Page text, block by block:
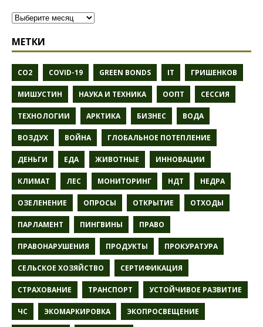
МЕТКИ
CO2 COVID-19 GREEN BONDS IT ГРИШЕНКОВ
МИШУСТИН НАУКА И ТЕХНИКА ООПТ СЕССИЯ
ТЕХНОЛОГИИ АРКТИКА БИЗНЕС ВОДА
ВОЗДУХ ВОЙНА ГЛОБАЛЬНОЕ ПОТЕПЛЕНИЕ
ДЕНЬГИ ЕДА ЖИВОТНЫЕ ИННОВАЦИИ
КЛИМАТ ЛЕС МОНИТОРИНГ НДТ НЕДРА
ОЗЕЛЕНЕНИЕ ОПРОСЫ ОТКРЫТИЕ ОТХОДЫ
ПАРЛАМЕНТ ПИНГВИНЫ ПРАВО
ПРАВОНАРУШЕНИЯ ПРОДУКТЫ ПРОКУРАТУРА
СЕЛЬСКОЕ ХОЗЯЙСТВО СЕРТИФИКАЦИЯ
СТРАХОВАНИЕ ТРАНСПОРТ УСТОЙЧИВОЕ РАЗВИТИЕ
ЧС ЭКОМАРКИРОВКА ЭКОПРОСВЕЩЕНИЕ